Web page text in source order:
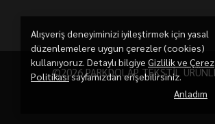
Alışveriş deneyiminizi iyileştirmek için yasal
düzenlemelere uygun çerezler (cookies)
kullanıyoruz. Detaylı bilgiye Gizlilik ve Çerez
Politikasısayfamızdan erişebilirsiniz.
Anladım
©2026 PARKDOLAP TEKSTİL